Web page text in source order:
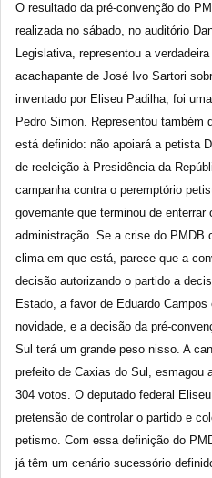
O resultado da pré-convenção do
realizada no sábado, no auditório
Legislativa, representou a
acachapante de José Ivo Sartori
inventado por Eliseu Padilha, foi
Pedro Simon. Representou também
está definido: não apoiará a petista
de reeleição à Presidência da
campanha contra o peremptório
governante que terminou de
administração. Se a crise do PMDB
clima em que está, parece que a
decisão autorizando o partido a
Estado, a favor de Eduardo
novidade, e a decisão da pré-
Sul terá um grande peso nisso. A
prefeito de Caxias do Sul, esmagou
304 votos. O deputado federal
pretensão de controlar o partido e
petismo. Com essa definição do
já têm um cenário sucessório